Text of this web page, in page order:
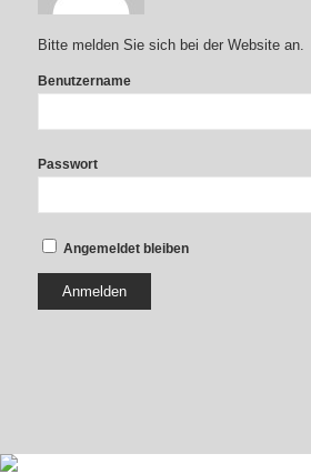
Bitte melden Sie sich bei der Website an.
Benutzername
Passwort
Angemeldet bleiben